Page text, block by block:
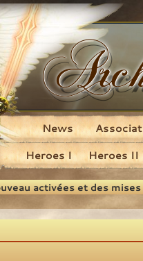
Heroes I Heroes II
News
activées et des